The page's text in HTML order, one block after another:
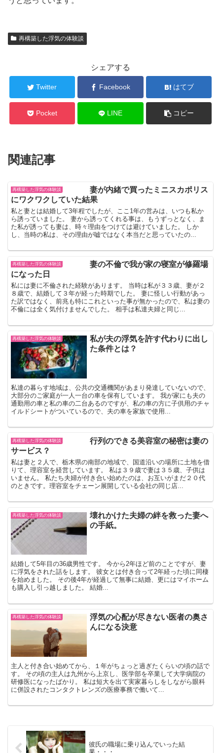
再構築した浮気の体験談
シェアする
Twitter Facebook はてブ
Pocket LINE コピー
関連記事
再構築した浮気の体験談
妻が内緒で買ったミニスカポリス
にワクワクしていた結果
私と妻とは結婚して3年程でしたが、ここ1年の営みは、いつも私か
ら誘っていました。 妻から誘ってくれる事は、もうずっとなく、ま
た私が誘っても妻は、時々理由をつけては避けていました。 しか
し、当時の私は、その理由が嘘ではなく本当だと思っていたの...
再構築した浮気の体験談
妻の不倫で我が家の寝室が修羅場
になった日
私には妻に不倫された経験があります。 当時は私が３３歳、妻が２
８歳で、結婚して３年が経った時期でした。 妻に怪しい行動があっ
た訳ではなく、前兆も特にこれといった事が無かったので、私は妻の
不倫には全く気付けませんでした。 相手は私達夫婦と同じ...
再構築した浮気の体験談
私が夫の浮気を許す代わりに出し
た条件とは？
私達の暮らす地域は、公共の交通機関があまり発達していないので、
大部分のご家庭が一人一台の車を保有しています。 我が家にも夫の
通勤用の車と私の車の二台あるのですが、私の車の方に子供用のチャ
イルドシートがついているので、夫の車を家族で使用...
再構築した浮気の体験談
行列のできる美容室の秘密は妻の
サービス？
私は妻と２人で、栃木県の南部の地域で、国道沿いの場所に土地を借
りて、理容室を経営しています。 私は３９歳で妻は３５歳、子供は
いません。 私たち夫婦が付き合い始めたのは、お互いがまだ２０代
のときです。理容室をチェーン展開している会社の同じ店...
再構築した浮気の体験談
壊れかけた夫婦の絆を救った妻へ
の手紙。
結婚して5年目の36歳男性です。 今から2年ほど前のことですが、妻
に浮気をされた話をします。 彼女とは付き合って2年経った頃に同棲
を始めました。 その後4年が経過して無事に結婚、更にはマイホーム
も購入し引っ越しました。 結婚...
再構築した浮気の体験談
浮気の心配が尽きない医者の奥さ
んになる決意
主人と付き合い始めてから、１年がちょっと過ぎたくらいの頃の話で
す。 その頃の主人は九州から上京し、医学部を卒業して大学病院の
研修医になったばかり。 私は短大を出て実家暮らしをしながら眼科
に併設されたコンタクトレンズの医療事務で働いて...
彼氏の職場に乗り込んでいった結